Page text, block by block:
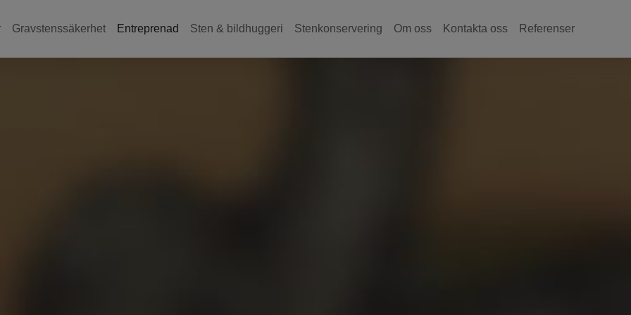
Gravstenssäkerhet Entreprenad Sten & bildhuggeri Stenkonservering Om oss Kontakta oss Referenser